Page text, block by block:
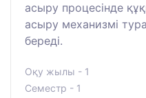
асыру процесінде
асыру механизмі
береді.
Оқу жылы - 1
Семестр - 1